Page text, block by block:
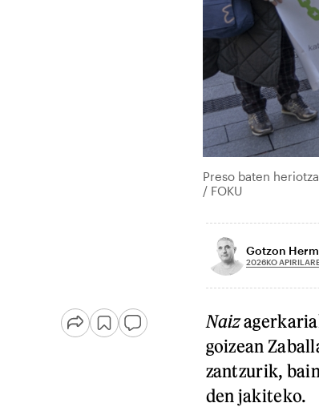
Preso baten
/ FOKU
Gotzon
2026KO
Naiz
goizean
zantzurik,
den jakiteko.